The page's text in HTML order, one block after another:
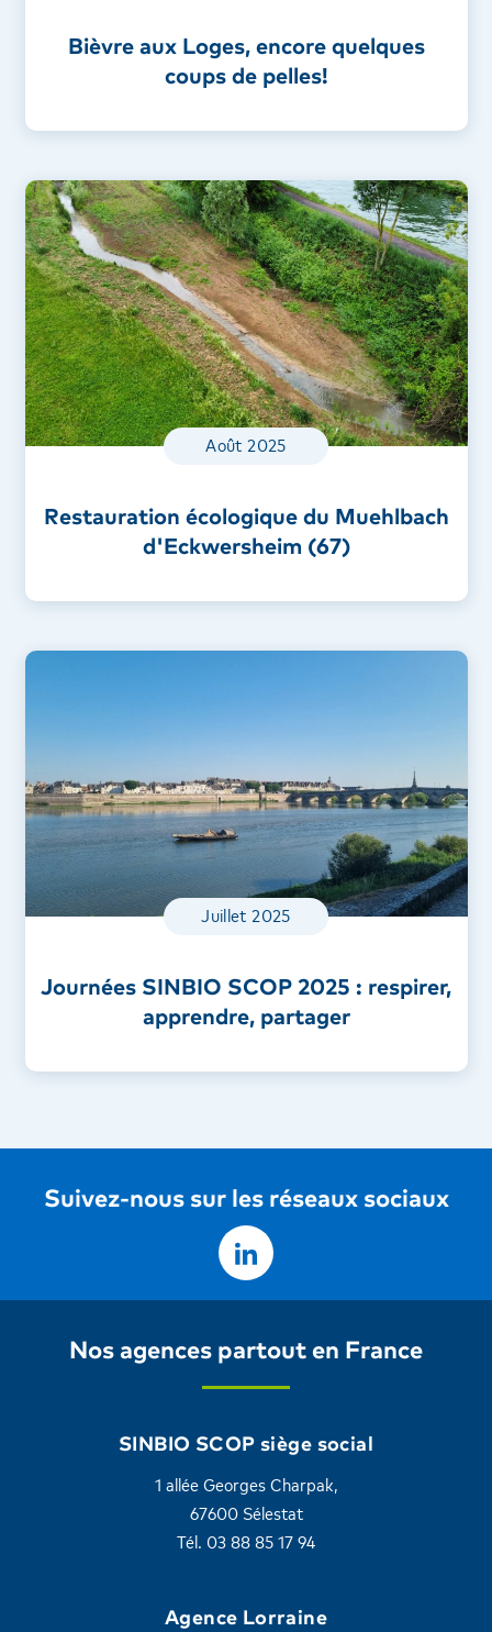
Bièvre aux Loges, encore quelques
coups de pelles!
Août 2025
Restauration écologique du Muehlbach
d'Eckwersheim (67)
Juillet 2025
Journées SINBIO SCOP 2025 : respirer,
apprendre, partager
Suivez-nous sur les réseaux sociaux
Nos agences partout en France
SINBIO SCOP siège social
1 allée Georges Charpak,
67600 Sélestat
Tél. 03 88 85 17 94
Agence Lorraine